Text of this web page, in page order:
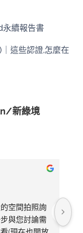
續報告書
這些認證,怎麼在
新綠境
空間拍照詢
與您討論需